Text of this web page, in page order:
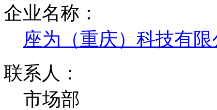
企业名称：
座为（重庆）科技有
联系人：
市场部